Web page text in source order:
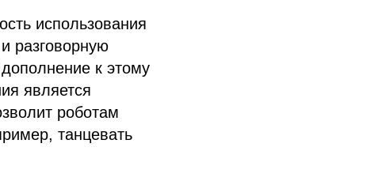
использования
разговорную
к этому
является
роботам
танцевать